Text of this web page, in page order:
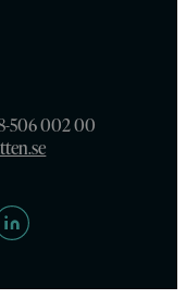
506 002 00